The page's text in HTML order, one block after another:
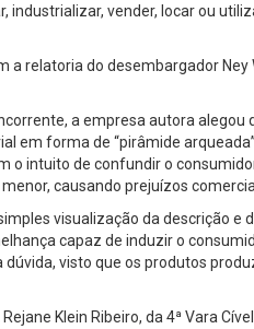
industrializar, vender, locar ou
a relatoria do desembargador
a empresa autora
em forma de “pirâmide
o intuito de confundir o
causando prejuízos
visualização da descrição
capaz de induzir o
visto que os produtos
Klein Ribeiro, da 4ª Vara